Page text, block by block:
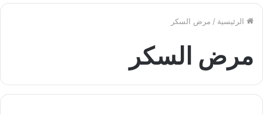
الرئيسية / مرض السكر
مرض السكر